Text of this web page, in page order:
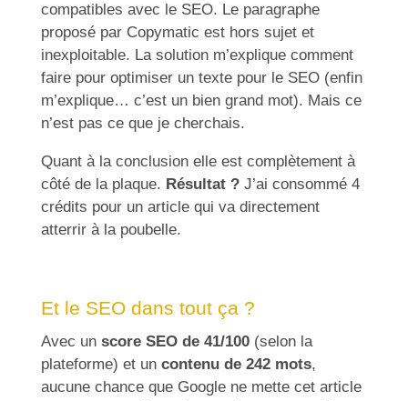
compatibles avec le SEO. Le paragraphe
proposé par Copymatic est hors sujet et
inexploitable. La solution m’explique comment
faire pour optimiser un texte pour le SEO (enfin
m’explique… c’est un bien grand mot). Mais ce
n’est pas ce que je cherchais.
Quant à la conclusion elle est complètement à
côté de la plaque. Résultat ?J’ai consommé 4
crédits pour un article qui va directement
atterrir à la poubelle.
Et le SEO dans tout ça ?
Avec un score SEO de 41/100(selon la
plateforme) et un contenu de 242 mots,
aucune chance que Google ne mette cet article